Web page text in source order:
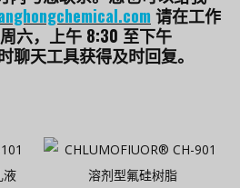
请在工作
六，上午 8:30 至下午
聊天工具获得及时回复。